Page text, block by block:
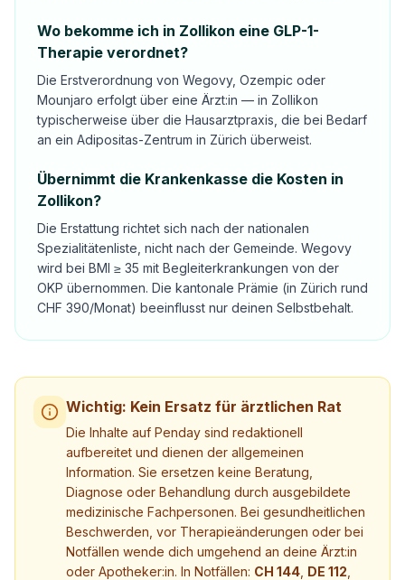
Wo bekomme ich in Zollikon eine GLP-1-
Therapie verordnet?
Die Erstverordnung von Wegovy, Ozempic oder
Mounjaro erfolgt über eine Ärzt:in — in Zollikon
typischerweise über die Hausarztpraxis, die bei Bedarf
an ein Adipositas-Zentrum in Zürich überweist.
Übernimmt die Krankenkasse die Kosten in
Zollikon?
Die Erstattung richtet sich nach der nationalen
Spezialitätenliste, nicht nach der Gemeinde. Wegovy
wird bei BMI ≥ 35 mit Begleiterkrankungen von der
OKP übernommen. Die kantonale Prämie (in Zürich rund
CHF 390/Monat) beeinflusst nur deinen Selbstbehalt.
Wichtig: Kein Ersatz für ärztlichen Rat
Die Inhalte auf Penday sind redaktionell
aufbereitet und dienen der allgemeinen
Information. Sie ersetzen keine Beratung,
Diagnose oder Behandlung durch ausgebildete
medizinische Fachpersonen. Bei gesundheitlichen
Beschwerden, vor Therapieänderungen oder bei
Notfällen wende dich umgehend an deine Ärzt:in
oder Apotheker:in. In Notfällen: CH 144 DE 112